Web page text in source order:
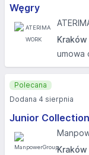
Węgry
umowa
Junior
Polecana
Dodana 4 sierpnia